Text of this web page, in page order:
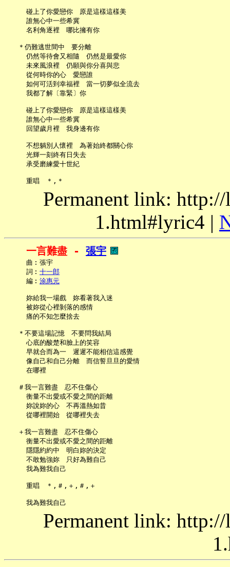
     碰上了你愛戀你　原是這樣這樣美
     誰無心中一些希冀
     名利角逐裡　哪比擁有你
   ＊仍難逃世間中　要分離
     仍然等待會又相隨　仍然是最愛你
     未來風浪裡　仍願與你分喜與悲
     從何時你的心　愛戀誰
     如何可活到幸福裡　當一切夢似全流去
     我都了解〔靠緊〕你
     碰上了你愛戀你　原是這樣這樣美
     誰無心中一些希冀
     回望歲月裡　我身邊有你
     不想躺別人懷裡　為著始終都關心你
     光輝一刻終有日失去
     承受磨練愛十世紀
Permanent link:
1.html#lyric4 |
一言難盡 - 張宇
     曲︰張宇
     詞︰
十一郎
     編︰
涂惠元
     妳給我一場戲　妳看著我入迷
     被妳從心裡剝落的感情
     痛的不知怎麼捨去
   ＊不要這場記憶　不要問我結局
     心底的酸楚和臉上的笑容
     早就合而為一　遲遲不能相信這感覺
     像自己和自己分離　而信誓旦旦的愛情
     在哪裡
   ＃我一言難盡　忍不住傷心
     衡量不出愛或不愛之間的距離
     妳說妳的心　不再溫熱如昔
     從哪裡開始　從哪裡失去
   ＋我一言難盡　忍不住傷心
     衡量不出愛或不愛之間的距離
     隱隱約約中　明白妳的決定
     不敢勉強妳　只好為難自己
     我為難我自己
     重唱　＊,＃,＋,＃,＋
Permanent link: